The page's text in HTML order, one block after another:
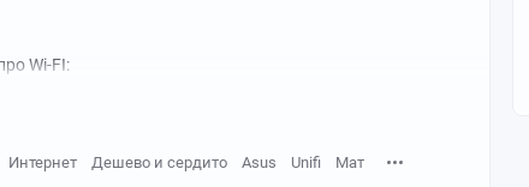
Wi-FI:
Интернет Дешево и сердито Asus Unifi Мат